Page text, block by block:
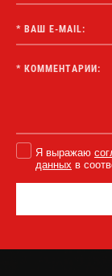
Я выражаю
данных в